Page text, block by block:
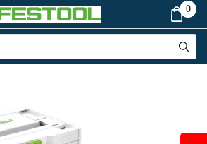
0